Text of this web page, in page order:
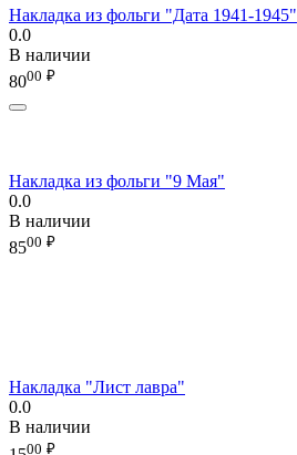
Накладка из фольги "Дата 1941-1945"
0.0
В наличии
8000 ₽
Накладка из фольги "9 Мая"
0.0
В наличии
8500 ₽
Накладка "Лист лавра"
0.0
В наличии
00 ₽